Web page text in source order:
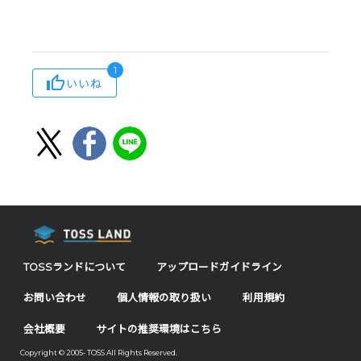
いいね
1
TOSSランドについて アップロードガイドライン
お問い合わせ 個人情報の取り扱い 利用規約
会社概要 サイトの推奨環境はこちら
Copyright © 2005- TOSS All Rights Reserved.